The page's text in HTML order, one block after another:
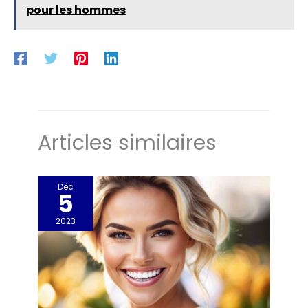
pour les hommes
Articles similaires
Déc
5
2023